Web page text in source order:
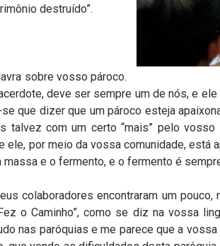
destruído”.
sobre vosso pároco.
deve ser sempre um de nós, e
que dizer que um pároco esteja
talvez com um certo “mais” pelo
ele, por meio da vossa comunidade,
e o fermento, e o fermento é
colaboradores encontraram um
o Caminho”, como se diz na vossa
nas paróquias e me parece que a